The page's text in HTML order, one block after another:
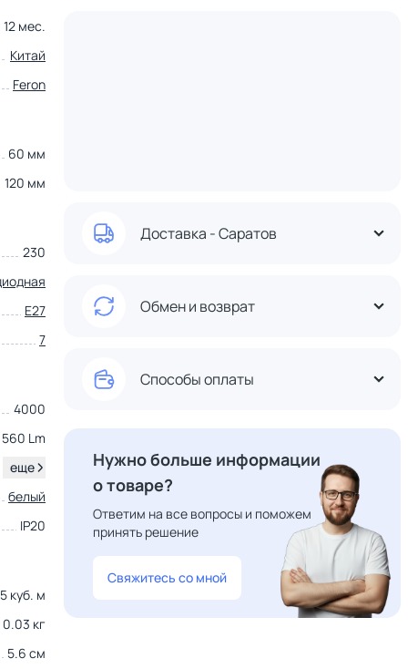
12 мес.
Китай
Feron
60 мм
120 мм
230
E27
7
4000
560 Lm
еще
белый
IP20
куб. м
0.03 кг
5.6 см
Доставка - Саратов
Обмен и возврат
Способы оплаты
Нужно больше информации
о товаре?
Ответим на все вопросы и поможем
принять решение
Свяжитесь со мной